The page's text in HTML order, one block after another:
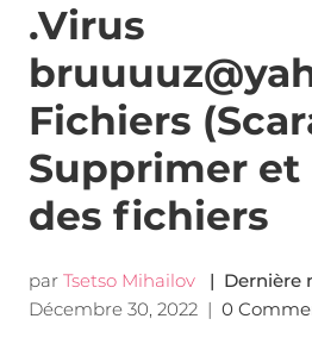
.Virus
Fichiers
Supprimer et
des fichiers
par Tsetso Mihailov
| Dernière
Décembre 30, 2022| 0